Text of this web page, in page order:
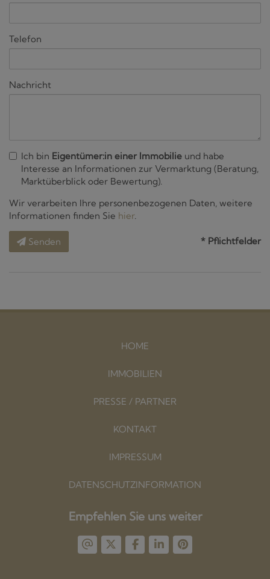
Telefon
Nachricht
Ich bin Eigentümer:in einer Immobilie und habe
Interesse an Informationen zur Vermarktung (Beratung,
Marktüberblick oder Bewertung).
Wir verarbeiten Ihre personenbezogenen Daten, weitere
Informationen finden Sie hier.
Senden * Pflichtfelder
HOME
IMMOBILIEN
PRESSE / PARTNER
KONTAKT
IMPRESSUM
DATENSCHUTZINFORMATION
Empfehlen Sie uns weiter